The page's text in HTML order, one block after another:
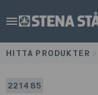
menu
HITTA PRODUKTER
221485